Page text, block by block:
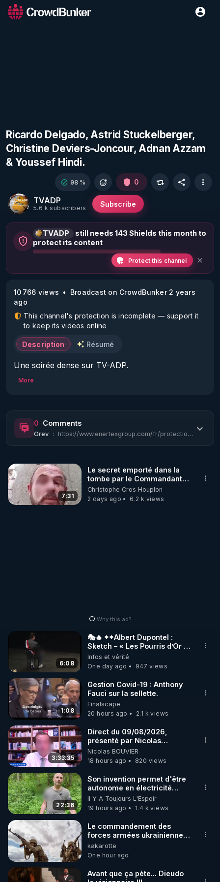
Ricardo Delgado, Astrid Stuckelberger,
Christine Deviers-Joncour, Adnan Azzam
& Youssef Hindi.
TVADP
5.6 k subscribers Subscribe
98 % 0
TVADP
still needs 143 Shields this month to
protect its content
Protect this channel
10 766 views
Broadcast on CrowdBunker 2 years
ago
This channel's protection is incomplete — support it
to keep its videos online
Description Résumé
Une soirée dense sur TV-ADP.
- A votre santé. Le Doc Loridan reçoit Astrid
Stuckelberger & Ricardo Delgado de la Quinta
Columna.
- Où va ce monde. Avec Christine Deviers-Joncour
- Des yeux pour voir. Avec Youssef Hindi
More
0 Comments
Orev : https://www.enertexgroup.com/fr/protection-spiro/#
7:31
Le secret emporté dans la
tombe par le Commandant
Cousteau le 25 juin 1997
Christophe Cros Houplon
2 days ago
6.2 k views
Why this ad?
6:08
🎭🔥 **Albert Dupontel :
Sketch – « Les Pourris d’Or »
🏆💰**
Infos et vérité
One day ago
947 views
1:08
Gestion Covid-19 : Anthony
Fauci sur la sellette.
Finalscape
20 hours ago
2.1 k views
3:33:35
Direct du 09/08/2026,
présenté par Nicolas
BOUVIER
Nicolas BOUVIER
18 hours ago
820 views
22:36
Son invention permet d'être
autonome en électricité
avec un simple ruisseau
Il Y A Toujours L'Espoir
19 hours ago
1.4 k views
Le commandement des
forces armées ukrainiennes
a ordonné l'élimination des
mercenaires qui étaient
encerclés Le
commandement des forces
armées ukrainiennes a
kakarotte
One hour ago
Avant que ça pète... Dieudo